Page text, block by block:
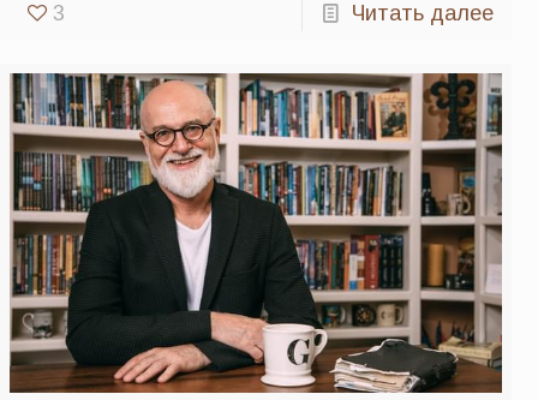
3 Читать далее